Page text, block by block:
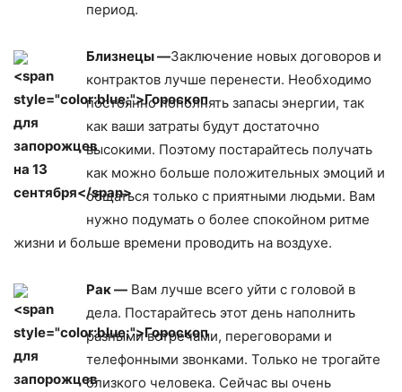
период.
Близнецы —Заключение новых договоров и
контрактов лучше перенести. Необходимо
постоянно пополнять запасы энергии, так
как ваши затраты будут достаточно
высокими. Поэтому постарайтесь получать
как можно больше положительных эмоций и
общаться только с приятными людьми. Вам
нужно подумать о более спокойном ритме
жизни и больше времени проводить на воздухе.
Рак — Вам лучше всего уйти с головой в
дела. Постарайтесь этот день наполнить
разными встречами, переговорами и
телефонными звонками. Только не трогайте
близкого человека. Сейчас вы очень